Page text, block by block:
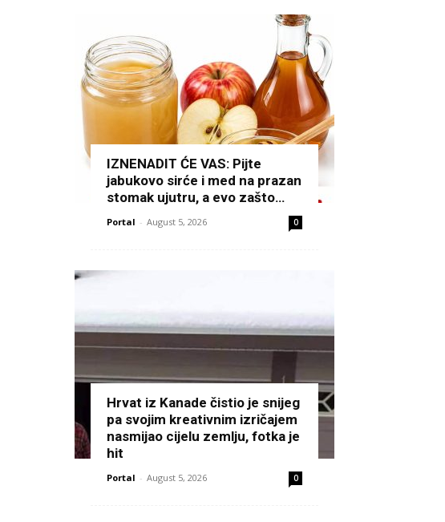
IZNENADIT ĆE VAS: Pijte
jabukovo sirće i med na prazan
stomak ujutru, a evo zašto…
Portal - August 5, 2026 0
Hrvat iz Kanade čistio je snijeg
pa svojim kreativnim izričajem
nasmijao cijelu zemlju, fotka je
hit
Portal - August 5, 2026 0